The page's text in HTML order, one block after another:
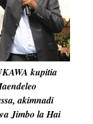
kupitia
akimnadi
Jimbo la Hai